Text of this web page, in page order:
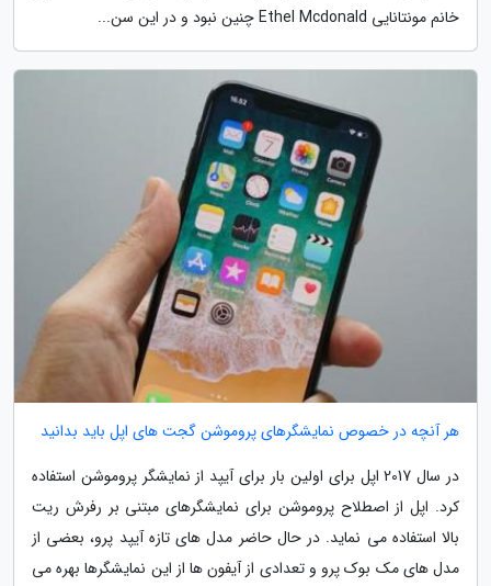
خانم مونتانایی Ethel Mcdonald چنین نبود و در این سن...
هر آنچه در خصوص نمایشگرهای پروموشن گجت های اپل باید بدانید
در سال 2017 اپل برای اولین بار برای آیپد از نمایشگر پروموشن استفاده
کرد. اپل از اصطلاح پروموشن برای نمایشگرهای مبتنی بر رفرش ریت
بالا استفاده می نماید. در حال حاضر مدل های تازه آیپد پرو، بعضی از
مدل های مک بوک پرو و تعدادی از آیفون ها از این نمایشگرها بهره می